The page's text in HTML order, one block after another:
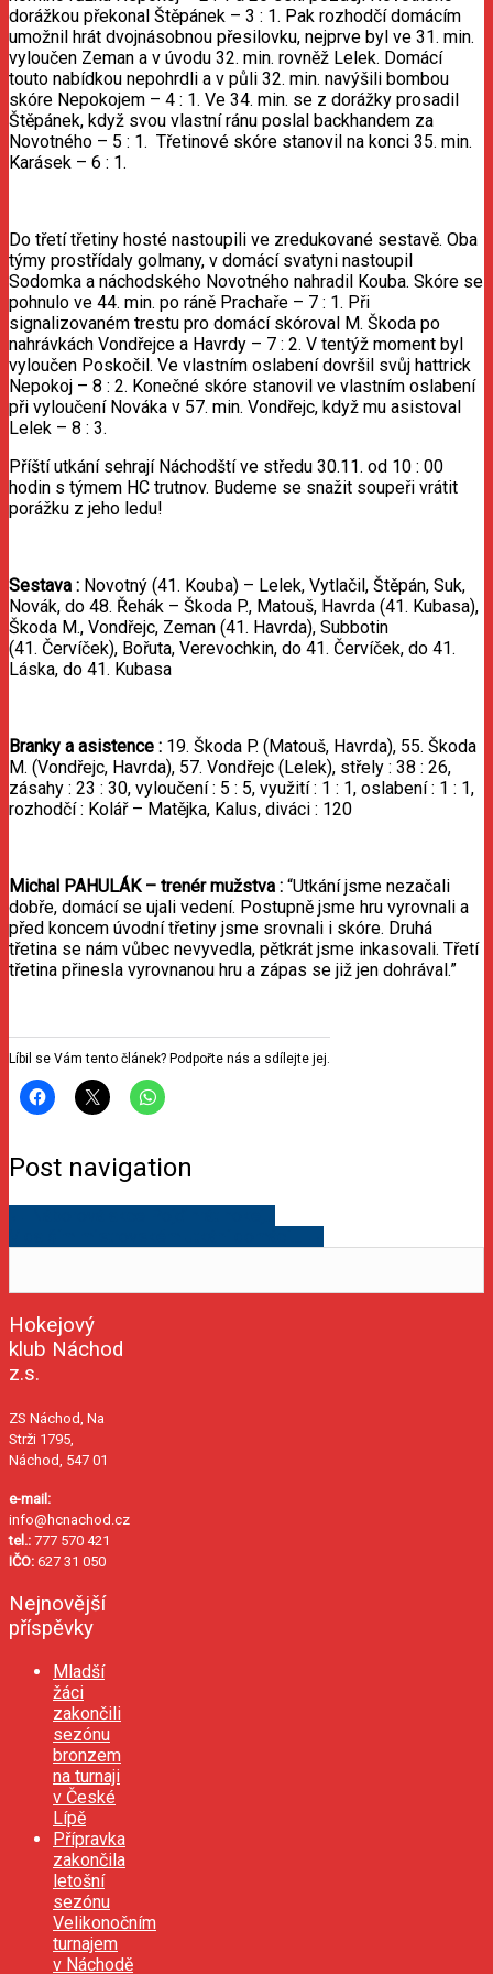
dorážkou překonal Štěpánek – 3 : 1. Pak rozhodčí domácím
umožnil hrát dvojnásobnou přesilovku, nejprve byl ve 31. min.
vyloučen Zeman a v úvodu 32. min. rovněž Lelek. Domácí
touto nabídkou nepohrdli a v půli 32. min. navýšili bombou
skóre Nepokojem – 4 : 1. Ve 34. min. se z dorážky prosadil
Štěpánek, když svou vlastní ránu poslal backhandem za
Novotného – 5 : 1. Třetinové skóre stanovil na konci 35. min.
Karásek – 6 : 1.
Do třetí třetiny hosté nastoupili ve zredukované sestavě. Oba
týmy prostřídaly golmany, v domácí svatyni nastoupil
Sodomka a náchodského Novotného nahradil Kouba. Skóre se
pohnulo ve 44. min. po ráně Prachaře – 7 : 1. Při
signalizovaném trestu pro domácí skóroval M. Škoda po
nahrávkách Vondřejce a Havrdy – 7 : 2. V tentýž moment byl
vyloučen Poskočil. Ve vlastním oslabení dovršil svůj hattrick
Nepokoj – 8 : 2. Konečné skóre stanovil ve vlastním oslabení
při vyloučení Nováka v 57. min. Vondřejc, když mu asistoval
Lelek – 8 : 3.
Příští utkání sehrají Náchodští ve středu 30.11. od 10 : 00
hodin s týmem HC trutnov. Budeme se snažit soupeři vrátit
porážku z jeho ledu!
Sestava : Novotný (41. Kouba) – Lelek, Vytlačil, Štěpán, Suk,
Novák, do 48. Řehák – Škoda P., Matouš, Havrda (41. Kubasa),
Škoda M., Vondřejc, Zeman (41. Havrda), Subbotin
(41. Červíček), Bořuta, Verevochkin, do 41. Červíček, do 41.
Láska, do 41. Kubasa
Branky a asistence : 19. Škoda P. (Matouš, Havrda), 55. Škoda
M. (Vondřejc, Havrda), 57. Vondřejc (Lelek), střely : 38 : 26,
zásahy : 23 : 30, vyloučení : 5 : 5, využití : 1 : 1, oslabení : 1 : 1,
rozhodčí : Kolář – Matějka, Kalus, diváci : 120
Michal PAHULÁK – trenér mužstva : “Utkání jsme nezačali
dobře, domácí se ujali vedení. Postupně jsme hru vyrovnali a
před koncem úvodní třetiny jsme srovnali i skóre. Druhá
třetina se nám vůbec nevyvedla, pětkrát jsme inkasovali. Třetí
třetina přinesla vyrovnanou hru a zápas se již jen dohrával.”
Líbil se Vám tento článek? Podpořte nás a sdílejte jej.
Post navigation
Hokejový
klub Náchod
z.s.
ZS Náchod, Na
Strži 1795,
Náchod, 547 01
e-mail:
info@hcnachod.cz
tel.: 777 570 421
IČO: 627 31 050
Nejnovější
příspěvky
Mladší
žáci
zakončili
sezónu
bronzem
na turnaji
v České
Lípě
Přípravka
zakončila
letošní
sezónu
Velikonočním
turnajem
v Náchodě